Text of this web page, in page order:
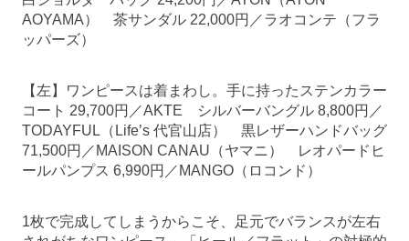
AOYAMA） 茶サンダル 22,000円／ラオコンテ（フラ
ッパーズ）
【左】ワンピースは着まわし。手に持ったステンカラー
コート 29,700円／AKTE シルバーバングル 8,800円／
TODAYFUL（Life’s 代官山店） 黒レザーハンドバッグ
71,500円／MAISON CANAU（ヤマニ） レオパードヒ
ールパンプス 6,990円／MANGO（ロコンド）
1枚で完成してしまうからこそ、足元でバランスが左右